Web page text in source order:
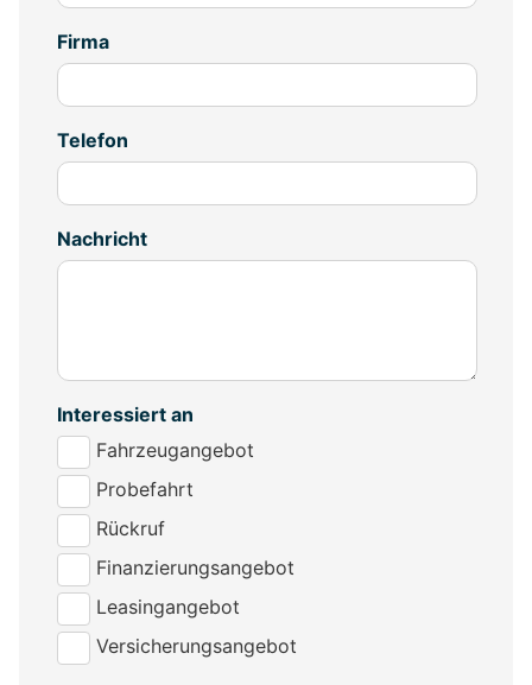
Firma
Telefon
Nachricht
Interessiert an
Fahrzeugangebot
Probefahrt
Rückruf
Finanzierungsangebot
Leasingangebot
Versicherungsangebot